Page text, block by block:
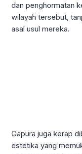
dan penghormatan
wilayah tersebut,
asal usul mereka.
Gapura juga kerap
estetika yang